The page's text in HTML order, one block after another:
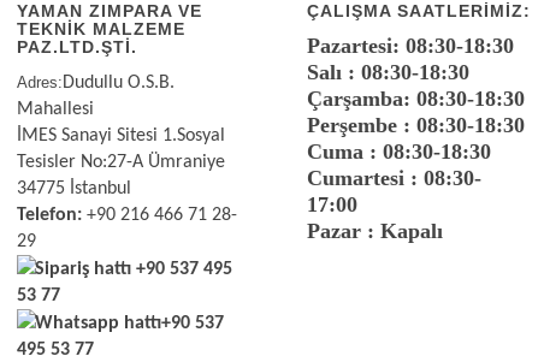
YAMAN ZIMPARA VE
TEKNİK MALZEME
PAZ.LTD.ŞTİ.
Adres:Dudullu O.S.B.
Mahallesi
İMES Sanayi Sitesi 1.Sosyal
Tesisler No:27-A Ümraniye
34775 İstanbul
Telefon: +90 216 466 71 28-
29
Sipariş hattı+90 537 495
53 77
Whatsapp hattı+90 537
495 53 77
ÇALIŞMA SAATLERIMIZ:
Pazartesi: 08:30-18:30
Salı : 08:30-18:30
Çarşamba: 08:30-18:30
Perşembe : 08:30-18:30
Cuma : 08:30-18:30
Cumartesi : 08:30-
17:00
Pazar : Kapalı